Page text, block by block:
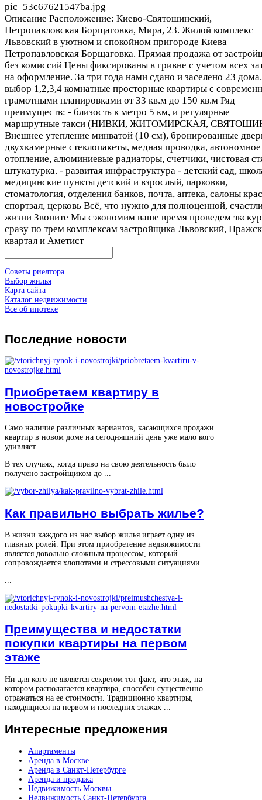
pic_53c67621547ba.jpg
Описание Расположение: Киево-Святошинский,
Петропавловская Борщаговка, Мира, 23. Жилой комплекс
Львовский в уютном и спокойном пригороде Киева
Петропавловская Борщаговка. Прямая продажа от
без комиссий Цены фиксированы в гривне с учетом всех
на оформление. За три года нами сдано и заселено 23
выбор 1,2,3,4 комнатные просторные квартиры с
грамотными планировками от 33 кв.м до 150 кв.м Ряд
преимуществ: - близость к метро 5 км, и регулярные
маршрутные такси (НИВКИ, ЖИТОМИРСКАЯ,
Внешнее утепление минватой (10 см), бронированные
двухкамерные стеклопакеты, медная проводка, автономное
отопление, алюминиевые радиаторы, счетчики, чистовая
штукатурка. - развитая инфраструктура - детский сад,
медицинские пункты детский и взрослый, парковки,
стоматология, отделения банков, почта, аптека, салоны
спортзал, церковь Всё, что нужно для полноценной,
жизни Звоните Мы сэкономим ваше время проведем
сразу по трем комплексам застройщика Львовский,
квартал и Аметист
Советы риелтора
Выбор жилья
Карта сайта
Каталог недвижимости
Все об ипотеке
Последние новости
Приобретаем квартиру в
новостройке
Само наличие различных вариантов, касающихся продажи
квартир в новом доме на сегодняшний день уже мало кого
удивляет.
В тех случаях, когда право на свою деятельность было
получено застройщиком до ...
Как правильно выбрать жилье?
В жизни каждого из нас выбор жилья играет одну из
главных ролей. При этом приобретение недвижимости
является довольно сложным процессом, который
сопровождается хлопотами и стрессовыми ситуациями.
...
Преимущества и недостатки
покупки квартиры на первом
этаже
Ни для кого не является секретом тот факт, что этаж, на
котором располагается квартира, способен существенно
отражаться на ее стоимости. Традиционно квартиры,
находящиеся на первом и последних этажах ...
Интересные предложения
Апартаменты
Аренда в Москве
Аренда в Санкт-Петербурге
Аренда и продажа
Недвижимость Москвы
Недвижимость Санкт-Петербурга